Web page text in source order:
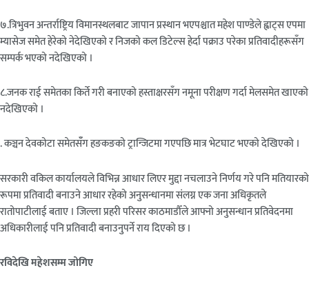
७.त्रिभुवन अन्तर्राष्ट्रिय विमानस्थलबाट जापान प्रस्थान भएपश्चात महेश पाण्डेले ह्वाट्स एपमा
म्यासेज समेत हेरेको नेदेखिएको र निजको कल डिटेल्स हेर्दा पक्राउ परेका प्रतिवादीहरूसँग
सम्पर्क भएको नदेखिएको ।
८.जनक राई समेतका किर्ते गरी बनाएको हस्ताक्षरसँग नमूना परीक्षण गर्दा मेलसमेत खाएको
नदेखिएको ।
. कञ्चन देवकोटा समेतसँँग हङकङको ट्रान्जिटमा गएपछि मात्र भेटघाट भएको देखिएको ।
सरकारी वकिल कार्यालयले विभिन्न आधार लिएर मुद्दा नचलाउने निर्णय गरे पनि मतियारको
रूपमा प्रतिवादी बनाउने आधार रहेको अनुसन्धानमा संलग्न एक जना अधिकृतले
रातोपाटीलाई बताए । जिल्ला प्रहरी परिसर काठमाडौँले आफ्नो अनुसन्धान प्रतिवेदनमा
अधिकारीलाई पनि प्रतिवादी बनाउनुपर्ने राय दिएको छ ।
रविदेखि महेशसम्म जोगिए